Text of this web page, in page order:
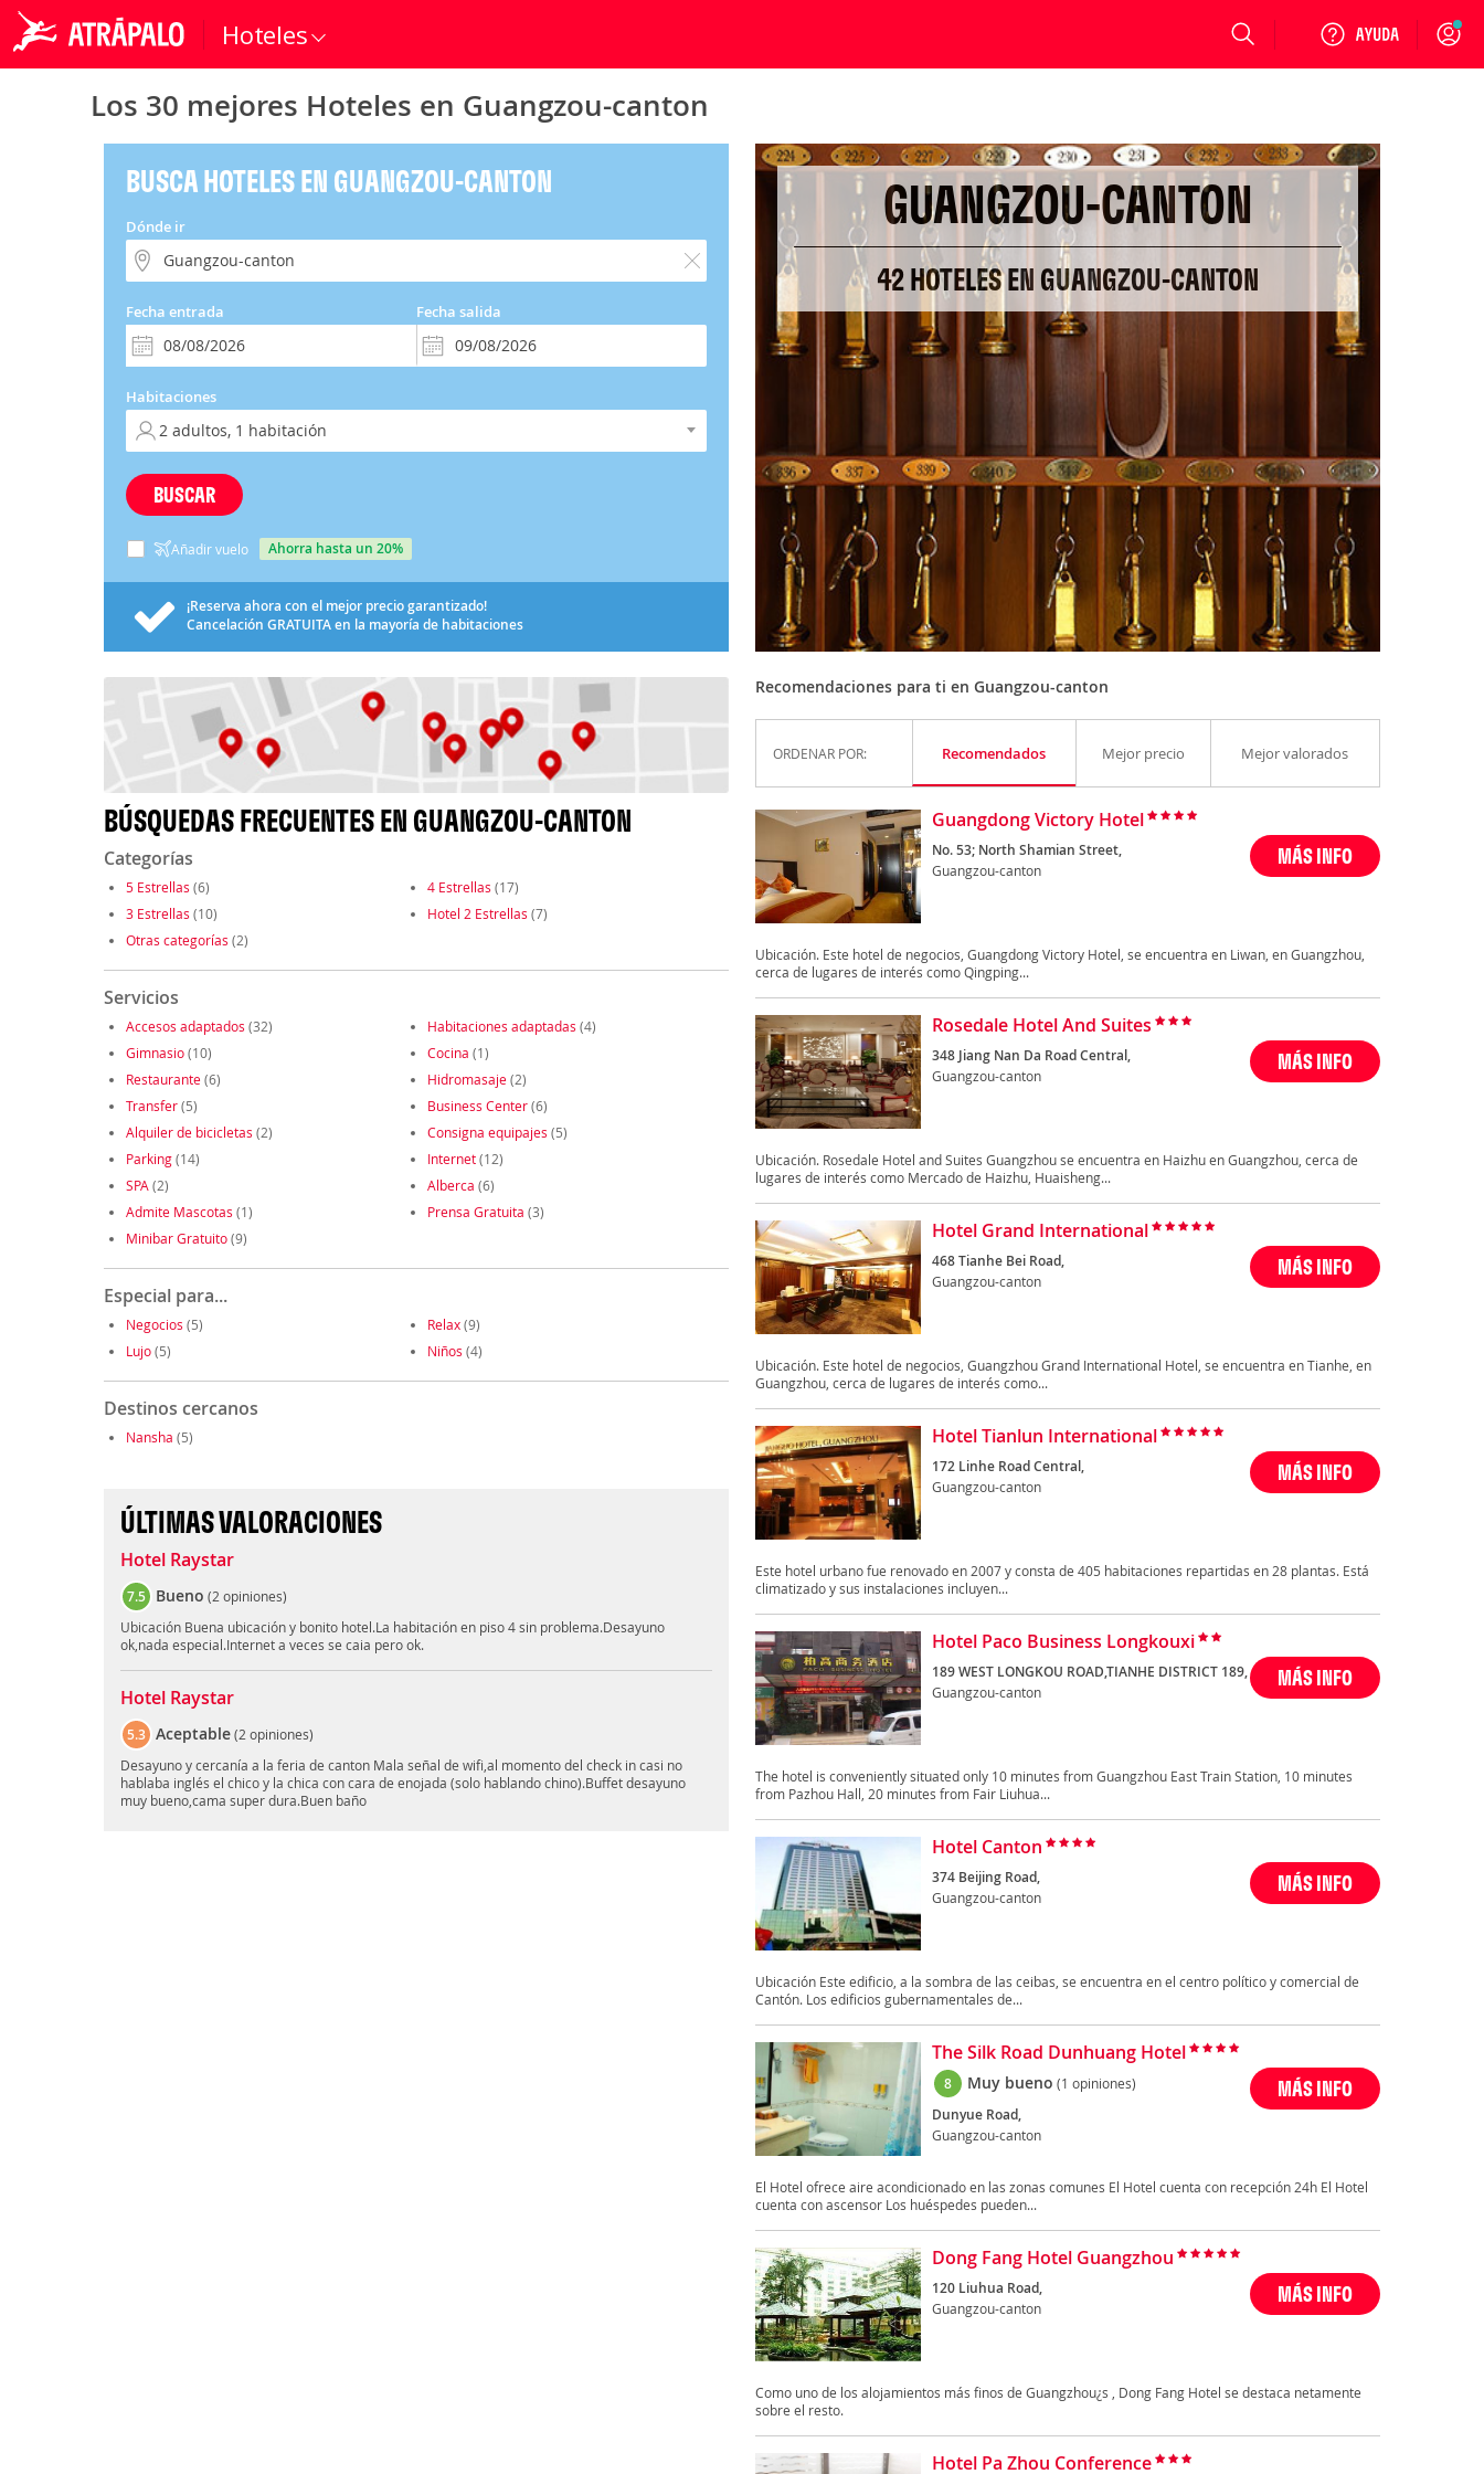
Hoteles Login
Los 30 mejores Hoteles en Guangzou-canton
BUSCA HOTELES EN GUANGZOU-CANTON
Dónde ir
Fecha entrada Fecha salida
Habitaciones
BUSCAR
Añadir vuelo ahorra hasta un 20%
¡Reserva ahora con el mejor precio garantizado!
Cancelación GRATUITAen la mayoría de habitaciones
BÚSQUEDAS FRECUENTES EN GUANGZOU-CANTON
Categorías
5 Estrellas (6) 4 Estrellas (17)
3 Estrellas (10) Hotel 2 Estrellas (7)
Otras categorías (2)
Servicios
Accesos adaptados (32) Habitaciones adaptadas (4)
Gimnasio(10) Cocina (1)
Restaurante(6) Hidromasaje(2)
Transfer(5) Business Center(6)
Alquiler de bicicletas (2) Consigna equipajes (5)
Parking(14) Internet(12)
SPA (2) Alberca (6)
Admite Mascotas (1) Prensa Gratuita (3)
Minibar Gratuito(9)
Especial para...
Negocios (5) Relax(9)
Lujo(5) Niños (4)
Destinos cercanos
Nansha (5)
ÚLTIMAS VALORACIONES
Hotel Raystar
7.5 Bueno (2 opiniones)
Ubicación Buena ubicación y bonito hotel.La habitación en piso 4 sin problema.Desayuno
ok,nada especial.Internet a veces se caia pero ok.
Hotel Raystar
5.3 Aceptable(2 opiniones)
Desayuno y cercanía a la feria de canton Mala señal de wifi,al momento del check in casi no
hablaba inglés el chico y la chica con cara de enojada (solo hablando chino).Buffet desayuno
muy bueno,cama super dura.Buen baño
GUANGZOU-CANTON
42 HOTELES EN GUANGZOU-CANTON
Recomendaciones para ti en Guangzou-canton
ORDENAR POR: Recomendados Mejor precio Mejor valorados
Guangdong Victory Hotel
No. 53; North Shamian Street,
Guangzou-canton
MÁS INFO
Ubicación. Este hotel de negocios, Guangdong Victory Hotel, se encuentra en Liwan, en Guangzhou,
cerca de lugares de interés como Qingping...
Rosedale Hotel And Suites
348 Jiang Nan Da Road Central,
Guangzou-canton
MÁS INFO
Ubicación. Rosedale Hotel and Suites Guangzhou se encuentra en Haizhu en Guangzhou, cerca de
lugares de interés como Mercado de Haizhu, Huaisheng...
Hotel Grand International
468 Tianhe Bei Road,
Guangzou-canton
MÁS INFO
Ubicación. Este hotel de negocios, Guangzhou Grand International Hotel, se encuentra en Tianhe, en
Guangzhou, cerca de lugares de interés como...
Hotel Tianlun International
172 Linhe Road Central,
Guangzou-canton
MÁS INFO
Este hotel urbano fue renovado en 2007 y consta de 405 habitaciones repartidas en 28 plantas. Está
climatizado y sus instalaciones incluyen...
Hotel Paco Business Longkouxi
189 WEST LONGKOU ROAD,TIANHE DISTRICT 189,
Guangzou-canton
MÁS INFO
The hotel is conveniently situated only 10 minutes from Guangzhou East Train Station, 10 minutes
from Pazhou Hall, 20 minutes from Fair Liuhua...
Hotel Canton
374 Beijing Road,
Guangzou-canton
MÁS INFO
Ubicación Este edificio, a la sombra de las ceibas, se encuentra en el centro político y comercial de
Cantón. Los edificios gubernamentales de...
The Silk Road Dunhuang Hotel
8 Muy bueno (1 opiniones)
Dunyue Road,
Guangzou-canton
MÁS INFO
El Hotel ofrece aire acondicionado en las zonas comunes El Hotel cuenta con recepción 24h El Hotel
cuenta con ascensor Los huéspedes pueden...
Dong Fang Hotel Guangzhou
120 Liuhua Road,
Guangzou-canton
MÁS INFO
Como uno de los alojamientos más finos de Guangzhou¿s , Dong Fang Hotel se destaca netamente
sobre el resto.
Hotel Pa Zhou Conference